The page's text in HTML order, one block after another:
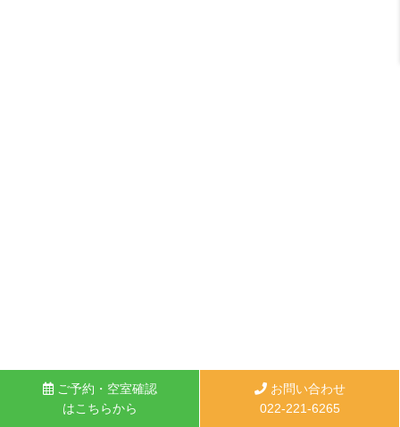
ご予約・空室確認
はこちらから
お問い合わせ
022-221-6265